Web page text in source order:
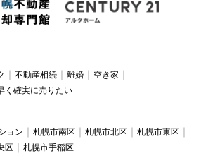
不動産相続 離婚
空き家
く確実に売りたい
ョン 札幌市南区 札幌市北区
札幌市東区
区 札幌市手稲区